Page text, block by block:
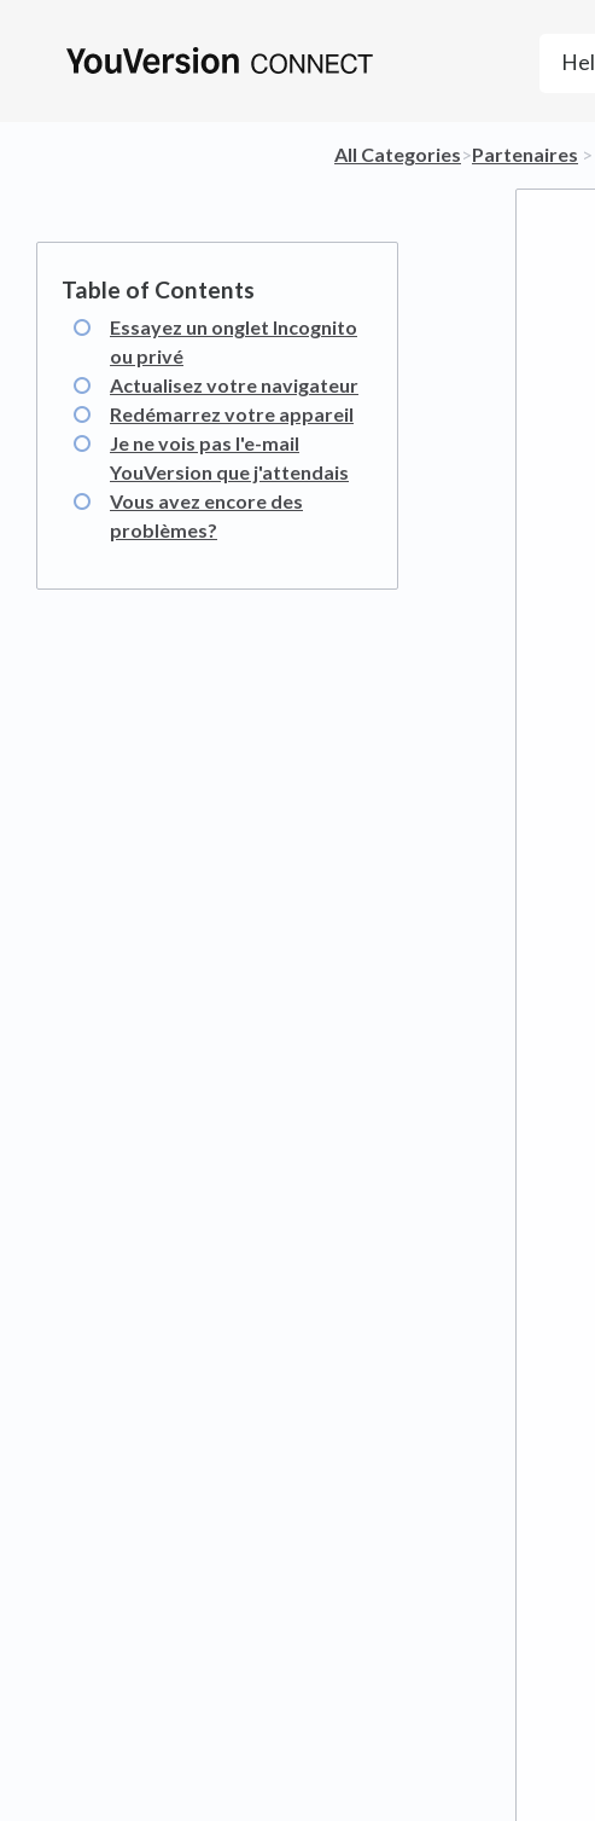
All Categories​>​​Partenaires ​ > ​
Essayez un onglet Incognito
ou privé
Actualisez votre navigateur
Redémarrez votre appareil
Je ne vois pas l'e-mail
YouVersion que j'attendais
Vous avez encore des
problèmes?